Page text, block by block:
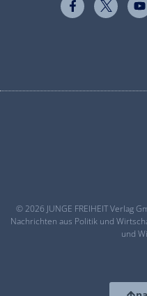
© 2026 JUNGE FREIHEIT Verlag
Nachrichten aus Politik und
und